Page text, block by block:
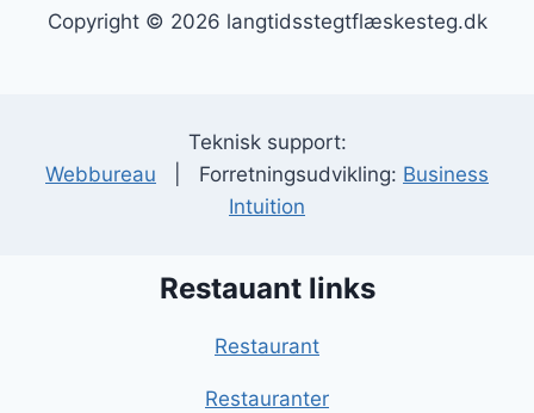
Copyright © 2026 langtidsstegtflæskesteg.dk
Teknisk support:
Webbureau | Forretningsudvikling: Business
Intuition
Restauant links
Restaurant
Restauranter